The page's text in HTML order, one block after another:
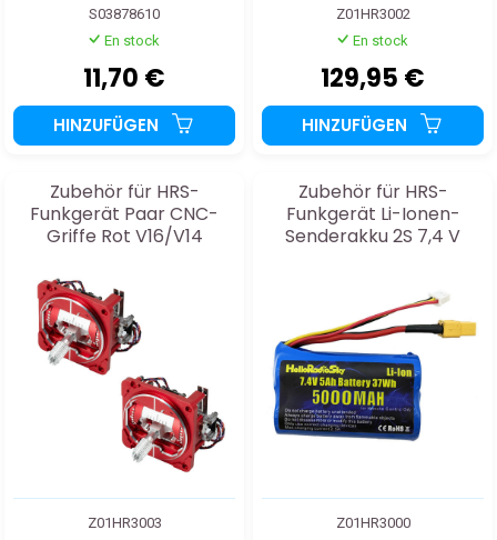
S03878610
En stock
11,70 €
HINZUFÜGEN
Z01HR3002
En stock
129,95 €
HINZUFÜGEN
Zubehör für HRS-
Funkgerät Paar CNC-
Griffe Rot V16/V14
Z01HR3003
Zubehör für HRS-
Funkgerät Li-Ionen-
Senderakku 2S 7,4 V
Z01HR3000